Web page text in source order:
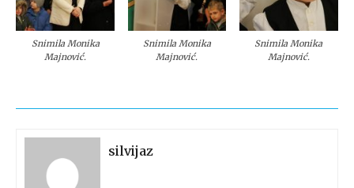
Snimila Monika
Majnović.
Snimila Monika
Majnović.
Snimila Monika
Majnović.
silvijaz